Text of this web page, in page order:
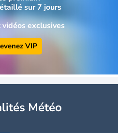
sur 7 jours
exclusives
VIP
Météo